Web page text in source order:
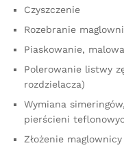
Czyszczenie
Rozebranie
Piaskowanie,
Polerowanie listwy
rozdzielacza)
Wymiana
pierścieni
Złożenie